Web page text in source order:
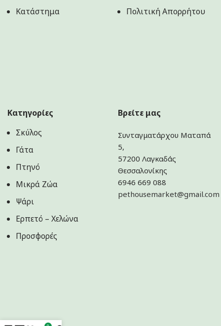
Κατάστημα
Πολιτική Aπορρήτου
Κατηγορίες
Σκύλος
Γάτα
Πτηνό
Μικρά Ζώα
Ψάρι
Ερπετό – Χελώνα
Προσφορές
Βρείτε μας
Συνταγματάρχου Ματαπά
5,
57200 Λαγκαδάς
Θεσσαλονίκης
6946 669 088
pethousemarket@gmail.com